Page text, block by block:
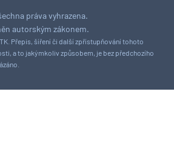
práva vyhrazena.
autorským zákonem.
Přepis, šíření či další zpřístupňování tohoto
a to jakýmkoliv způsobem, je bez předchozího